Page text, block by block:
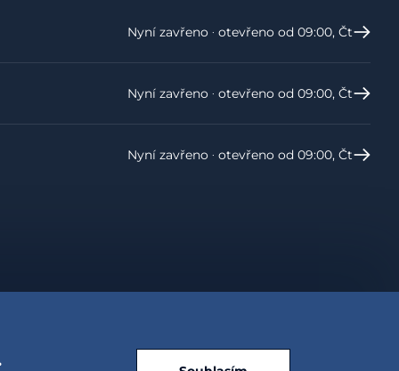
Nyní zavřeno ‧ otevřeno od 09:00, Čt
Nyní zavřeno ‧ otevřeno od 09:00, Čt
Nyní zavřeno ‧ otevřeno od 09:00, Čt